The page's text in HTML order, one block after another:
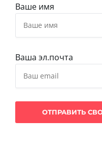
Ваше имя
Ваша эл.почта